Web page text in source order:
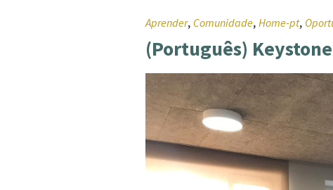
Aprender, Comunidade, Home-pt,
(Português)